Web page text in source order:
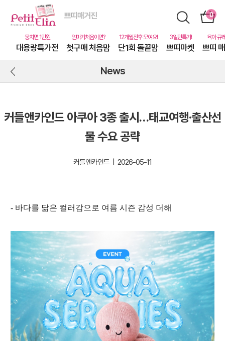
대용량특가전 첫구매 처음맘 단1회 돌끝맘 쁘띠마켓 쁘띠
News
커들앤카인드 아쿠아 3종 출시…태교여행·출산선
물 수요 공략
커들앤카인드 | 2026-05-11
- 바다를 닮은 컬러감으로 여름 시즌 감성 더해